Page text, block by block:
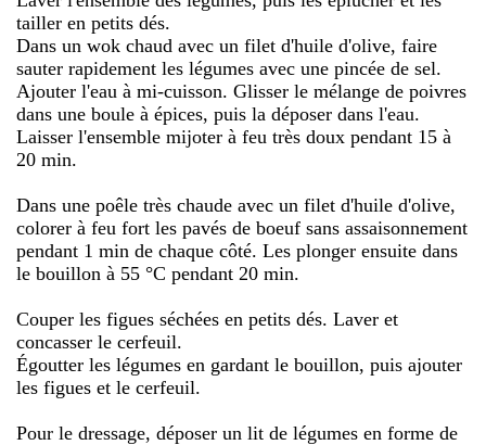
tailler en petits dés.
Dans un wok chaud avec un filet d'huile d'olive, faire
sauter rapidement les légumes avec une pincée de sel.
Ajouter l'eau à mi-cuisson. Glisser le mélange de poivres
dans une boule à épices, puis la déposer dans l'eau.
Laisser l'ensemble mijoter à feu très doux pendant 15 à
20 min.
Dans une poêle très chaude avec un filet d'huile d'olive,
colorer à feu fort les pavés de boeuf sans assaisonnement
pendant 1 min de chaque côté. Les plonger ensuite dans
le bouillon à 55 °C pendant 20 min.
Couper les figues séchées en petits dés. Laver et
concasser le cerfeuil.
Égoutter les légumes en gardant le bouillon, puis ajouter
les figues et le cerfeuil.
Pour le dressage, déposer un lit de légumes en forme de